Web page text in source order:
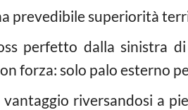
prevedibile superiorità
perfetto dalla sinistra
forza: solo palo esterno
riversandosi a